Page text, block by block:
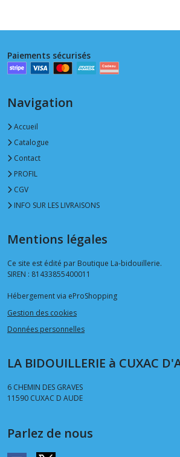
Paiements sécurisés
Navigation
Accueil
Catalogue
Contact
PROFIL
CGV
INFO SUR LES LIVRAISONS
Mentions légales
Ce site est édité par Boutique La-bidouillerie.
SIREN : 81433855400011
Hébergement via eProShopping
Gestion des cookies
Données personnelles
LA BIDOUILLERIE à CUXAC
6 CHEMIN DES GRAVES
11590 CUXAC D AUDE
Parlez de nous